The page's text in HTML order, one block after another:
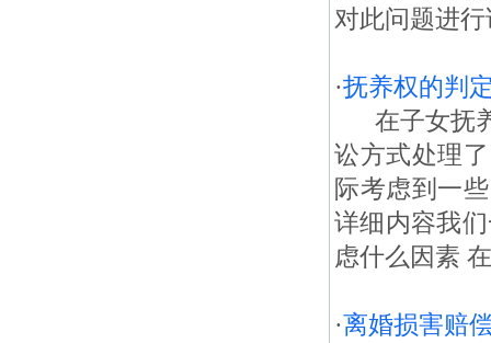
对此问题进
·抚养权的判
在子女抚养
讼方式处理
际考虑到一
详细内容我
虑什么因素
·离婚损害赔